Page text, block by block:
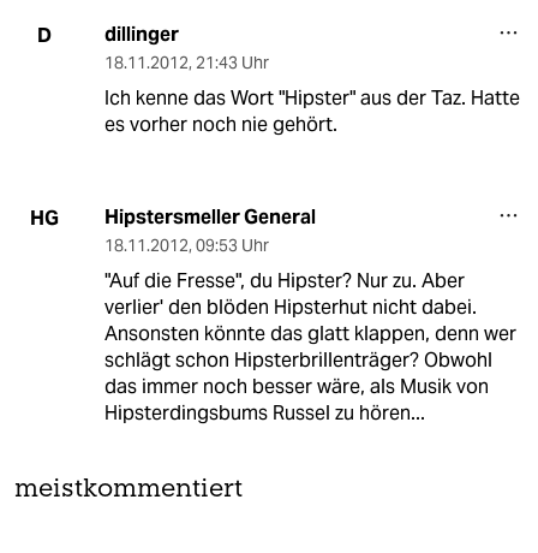
D dillinger
18.11.2012, 21:43 Uhr
Ich kenne das Wort "Hipster" aus der Taz. Hatte
es vorher noch nie gehört.
HG Hipstersmeller General
18.11.2012, 09:53 Uhr
"Auf die Fresse", du Hipster? Nur zu. Aber
verlier' den blöden Hipsterhut nicht dabei.
Ansonsten könnte das glatt klappen, denn wer
schlägt schon Hipsterbrillenträger? Obwohl
das immer noch besser wäre, als Musik von
Hipsterdingsbums Russel zu hören...
meistkommentiert